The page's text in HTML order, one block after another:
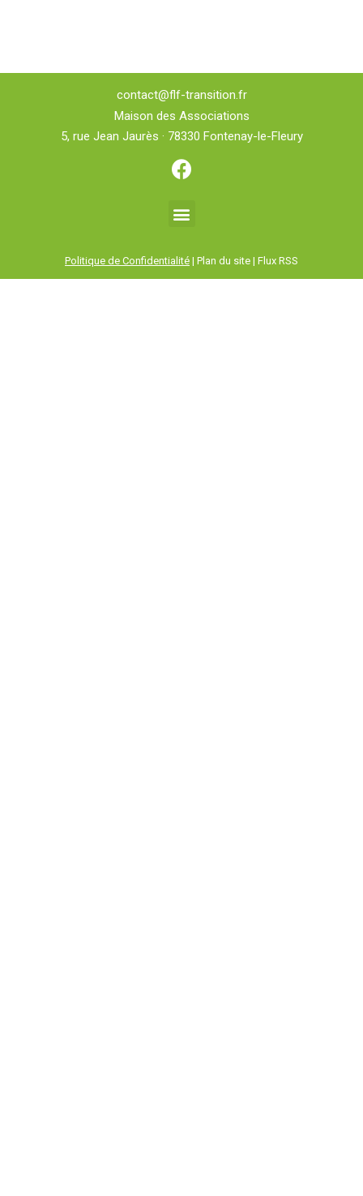
contact@flf-transition.fr
Maison des Associations
5, rue Jean Jaurès · 78330 Fontenay-le-Fleury
Politique de Confidentialité | Plan du site | Flux RSS